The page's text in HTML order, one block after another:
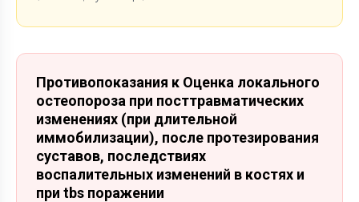
Противопоказания к Оценка локального
остеопороза при посттравматических
изменениях (при длительной
иммобилизации), после протезирования
суставов, последствиях
воспалительных изменений в костях и
при tbs поражении